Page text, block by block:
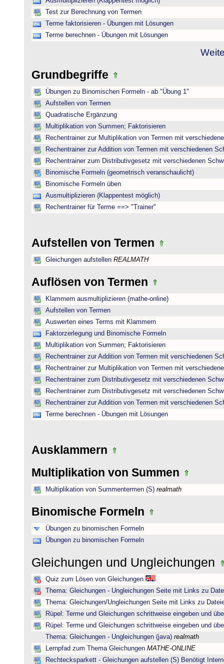
Test zur Berechnung von Termen
Terme faktorisieren - Übungen mit Lösungen
Terme berechnen - Übungen mit Lösungen
Grundbegriffe
Übungen zu Binomischen Formeln - ab "Übung 1"
Aufstellen von Termen
Quadratische Ergänzung
Multiplikation von Summen; Faktorisieren
Rechentrainer zur Multiplikation von Termen mit
Rechentrainer zur Addition von Termen mit verschiedenen
Rechentrainer zum Distributivgesetz mit verschiedenen
Binomische Formeln (geometrisch veranschaulicht)
Binomische Formeln üben
Ausmultiplizieren (Klappentest möglich)
Rechentrainer für Terme ==> "Trainer"
Aufstellen von Termen
Gleichungen aufstellen REALMATH
Auflösen von Termen
Klammern ausmultiplizieren (mathe-online)
Aufstellen von Termen
Auswerten eines Terms mit Klammern
Faktorzerlegung und Binomische Formeln
Multiplikation von Summen; Faktorisieren
Rechentrainer zur Addition von Termen mit verschiedenen
Rechentrainer zur Multiplikation von Termen mit
Rechentrainer zum Distributivgesetz mit verschiedenen
Rechentrainer zum Distributivgesetz mit verschiedenen
Rechentrainer zur Addition von Termen mit verschiedenen
Terme berechnen - Übungen mit Lösungen
Ausklammern
Multiplikation von Summen
Multiplikation von Summentermen (S) realmath
Binomische Formeln
Übungen zu binomischen Formeln
Übungen zu binomischen Formeln
Gleichungen und Ungleichungen
Quiz zum Lösen von Gleichungen
Thema: Gleichungen - Ungleichungen Seite mit Links zu
Thema: Gleichungen/Ungleichungen Seite mit Links zu
Rüpel: Terme und Gleichungen schrittweise eingeben und
Rüpel: Terme und Gleichungen schrittweise eingeben und
Thema: Gleichungen - Ungleichungen (java) realmath
Lernpfad zum Thema Gleichungen MATHE-ONLINE
Rechtecksparkett - Gleichungen aufstellen (S) Benötigt